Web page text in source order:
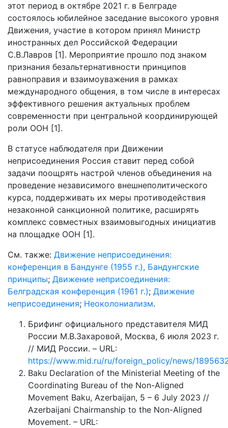
этот период в октябре 2021 г. в Белграде
состоялось юбилейное заседание высокого уровня
Движения, участие в котором принял Министр
иностранных дел Российской Федерации
С.В.Лавров [1]. Мероприятие прошло под знаком
признания безальтернативности принципов
равноправия и взаимоуважения в рамках
международного общения, в том числе в интересах
эффективного решения актуальных проблем
современности при центральной координирующей
роли ООН [1].
В статусе наблюдателя при Движении
неприсоединения Россия ставит перед собой
задачи поощрять настрой членов объединения на
проведение независимого внешнеполитического
курса, поддерживать их меры противодействия
незаконной санкционной политике, расширять
комплекс совместных взаимовыгодных инициатив
на площадке ООН [1].
См. также: Движение неприсоединения:
конференция в Бандунге (1955 г.), Бандунгские
принципы; Движение неприсоединения:
Белградская конференция (1961 г.); Движение
неприсоединения; Неоколониализм.
Брифинг официального представителя МИД
России М.В.Захаровой, Москва, 6 июля 2023 г.
// МИД России. – URL:
https://www.mid.ru/ru/foreign_policy/news/
Baku Declaration of the Ministerial Meeting of the
Coordinating Bureau of the Non-Aligned
Movement Baku, Azerbaijan, 5 – 6 July 2023 //
Azerbaijani Chairmanship to the Non-Aligned
Movement. – URL: